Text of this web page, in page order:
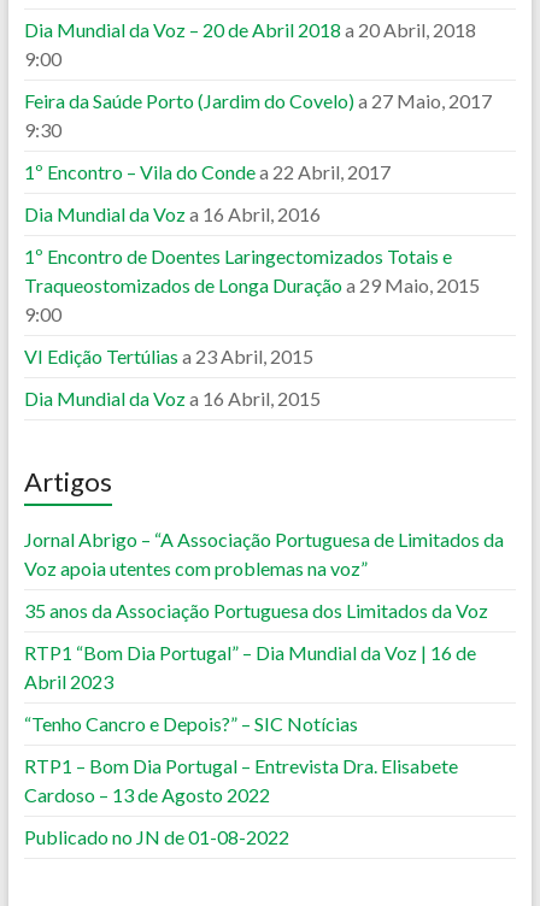
Dia Mundial da Voz – 20 de Abril 2018 a 20 Abril, 2018
9:00
Feira da Saúde Porto (Jardim do Covelo)a 27 Maio, 2017
9:30
1º Encontro – Vila do Condea 22 Abril, 2017
Dia Mundial da Voza 16 Abril, 2016
1º Encontro de Doentes Laringectomizados Totais e
Traqueostomizados de Longa Duraçãoa 29 Maio, 2015
9:00
VI Edição Tertúlias a 23 Abril, 2015
Dia Mundial da Voza 16 Abril, 2015
Artigos
Jornal Abrigo – “A Associação Portuguesa de Limitados da
Voz apoia utentes com problemas na voz”
35 anos da Associação Portuguesa dos Limitados da Voz
RTP1 “Bom Dia Portugal” – Dia Mundial da Voz | 16 de
Abril 2023
“Tenho Cancro e Depois?” – SIC Notícias
RTP1 – Bom Dia Portugal – Entrevista Dra. Elisabete
Cardoso – 13 de Agosto 2022
Publicado no JN de 01-08-2022